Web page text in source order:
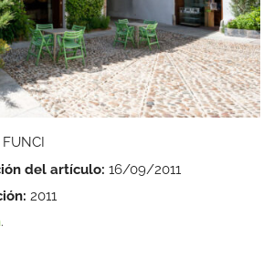
FUNCI
del artículo: 16/09/2011
2011
.